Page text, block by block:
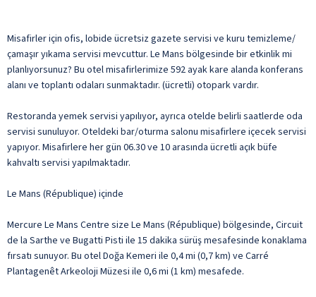
Misafirler için ofis, lobide ücretsiz gazete servisi ve kuru temizleme/
çamaşır yıkama servisi mevcuttur. Le Mans bölgesinde bir etkinlik mi
planlıyorsunuz? Bu otel misafirlerimize 592 ayak kare alanda konferans
alanı ve toplantı odaları sunmaktadır. (ücretli) otopark vardır.
Restoranda yemek servisi yapılıyor, ayrıca otelde belirli saatlerde oda
servisi sunuluyor. Oteldeki bar/oturma salonu misafirlere içecek servisi
yapıyor. Misafirlere her gün 06.30 ve 10 arasında ücretli açık büfe
kahvaltı servisi yapılmaktadır.
Le Mans (République) içinde
Mercure Le Mans Centre size Le Mans (République) bölgesinde, Circuit
de la Sarthe ve Bugatti Pisti ile 15 dakika sürüş mesafesinde konaklama
fırsatı sunuyor. Bu otel Doğa Kemeri ile 0,4 mi (0,7 km) ve Carré
Plantagenêt Arkeoloji Müzesi ile 0,6 mi (1 km) mesafede.